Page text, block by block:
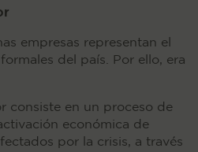
empresas representan el
del país. Por ello, era
consiste en un proceso de
económica de
por la crisis, a través